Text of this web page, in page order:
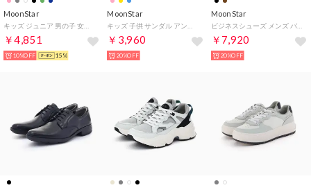
MoonStar
￥4,851
10%OFF 15%
MoonStar
￥3,960
20%OFF
MoonStar
ビジネスシューズ メンズ バランスワークス BW4600 BW4601 BW4602 BW4604 BALANCE WORKS 幅広3E 本革 （ブラック）
￥7,920
20%OFF